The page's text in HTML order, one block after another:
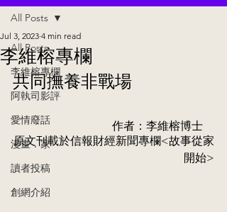
All Posts
李維榕專欄
阿執司影評
愛情廢話
漫畫．家
讀者投稿
創網介紹
All Posts
李維榕專欄
Jul 3, 2023 4 min read
共同撫養非戰場
作者：李維榕博⼠
原⽂刊載於信報財經新聞專欄<故事從家
開始>